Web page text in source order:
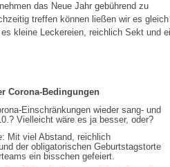
das Neue Jahr gebührend zu
treffen können ließen wir es gleich
kleine Leckereien, reichlich Sekt und
Corona-Bedingungen
Einschränkungen wieder sang- und
Vielleicht wäre es ja besser, oder?
Mit viel Abstand, reichlich
der obligatorischen Geburtstagstorte
ein bisschen gefeiert.